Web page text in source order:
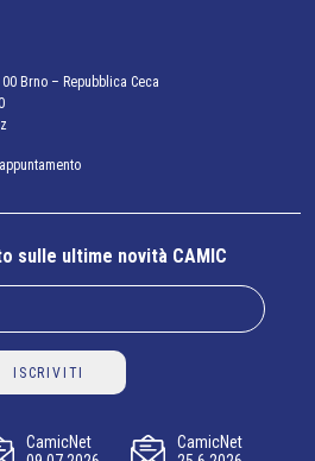
Brno – Repubblica Ceca
sulle ultime novità CAMIC
ISCRIVITI
CamicNet
CamicNet